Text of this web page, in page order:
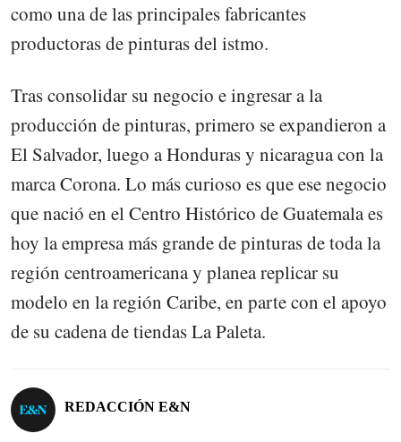
como una de las principales fabricantes
productoras de pinturas del istmo.
Tras consolidar su negocio e ingresar a la
producción de pinturas, primero se expandieron a
El Salvador, luego a Honduras y nicaragua con la
marca Corona. Lo más curioso es que ese negocio
que nació en el Centro Histórico de Guatemala es
hoy la empresa más grande de pinturas de toda la
región centroamericana y planea replicar su
modelo en la región Caribe, en parte con el apoyo
de su cadena de tiendas La Paleta.
REDACCIÓN E&N